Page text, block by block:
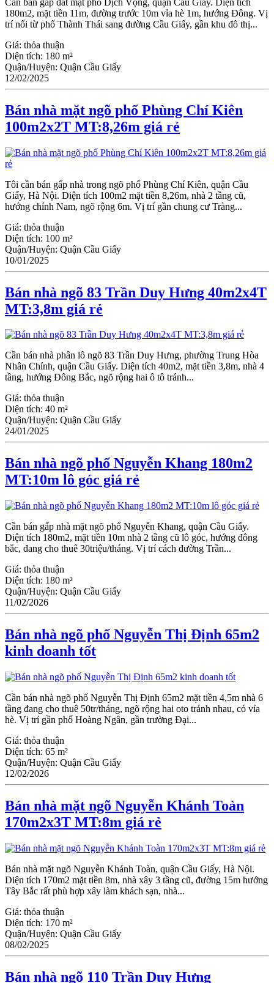
180m2, mặt tiền 11m, đường trước 10m vỉa hè 1m, hướng Đông. Vị
trí nối từ phố Thành Thái sang đường Cầu Giấy, gần khu đô thị...
Giá: thỏa thuận
Diện tích: 180 m²
Quận/Huyện: Quận Cầu Giấy
12/02/2025
Bán nhà mặt ngõ phố Phùng Chí Kiên
100m2x2T MT:8,26m giá rẻ
Tôi cần bán gấp nhà trong ngõ phố Phùng Chí Kiên, quận Cầu
Giấy, Hà Nội. Diện tích 100m2 mặt tiền 8,26m, nhà 2 tầng cũ,
hướng chính Nam, ngõ rộng 6m. Vị trí gần chung cư Tràng...
Giá: thỏa thuận
Diện tích: 100 m²
Quận/Huyện: Quận Cầu Giấy
10/01/2025
Bán nhà ngõ 83 Trần Duy Hưng 40m2x4T
MT:3,8m giá rẻ
Cần bán nhà phân lô ngõ 83 Trần Duy Hưng, phường Trung Hòa
Nhân Chính, quận Cầu Giấy. Diện tích 40m2, mặt tiền 3,8m, nhà 4
tầng, hướng Đông Bắc, ngõ rộng hai ô tô tránh...
Giá: thỏa thuận
Diện tích: 40 m²
Quận/Huyện: Quận Cầu Giấy
24/01/2025
Bán nhà ngõ phố Nguyễn Khang 180m2
MT:10m lô góc giá rẻ
Cần bán gấp nhà mặt ngõ phố Nguyễn Khang, quận Cầu Giấy.
Diện tích 180m2, mặt tiền 10m nhà 2 tầng cũ lô góc, hướng đông
bắc, đang cho thuê 30triệu/tháng. Vị trí cách đường Trần...
Giá: thỏa thuận
Diện tích: 180 m²
Quận/Huyện: Quận Cầu Giấy
11/02/2026
Bán nhà ngõ phố Nguyễn Thị Định 65m2
kinh doanh tốt
Cần bán nhà ngõ phố Nguyễn Thị Định 65m2 mặt tiền 4,5m nhà 6
tầng đang cho thuê 50tr/tháng, ngõ rộng hai oto tránh nhau, có vỉa
hè. Vị trí gần phố Hoàng Ngân, gần trường Đại...
Giá: thỏa thuận
Diện tích: 65 m²
Quận/Huyện: Quận Cầu Giấy
12/02/2026
Bán nhà mặt ngõ Nguyễn Khánh Toàn
170m2x3T MT:8m giá rẻ
Bán nhà mặt ngõ Nguyễn Khánh Toàn, quận Cầu Giấy, Hà Nội.
Diện tích 170m2 mặt tiền 8m, nhà xây 3 tầng cũ, đường 15m hướng
Tây Bắc rất phù hợp xây làm khách sạn, nhà...
Giá: thỏa thuận
Diện tích: 170 m²
Quận/Huyện: Quận Cầu Giấy
08/02/2025
Bán nhà ngõ 110 Trần Duy Hưng